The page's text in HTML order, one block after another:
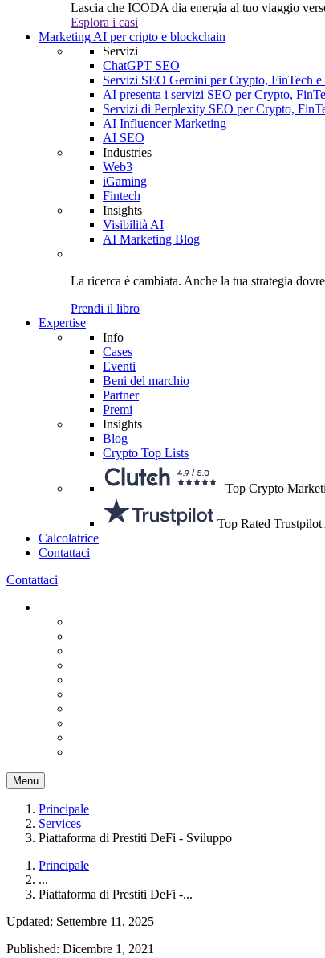
Lascia che ICODA dia energia al tuo viaggio
Esplora i casi
Marketing AI per cripto e blockchain
Servizi
ChatGPT SEO
Servizi SEO Gemini per Crypto, FinTech
AI presenta i servizi SEO per Crypto,
Servizi di Perplexity SEO per Crypto,
AI Influencer Marketing
AI SEO
Industries
Web3
iGaming
Fintech
Insights
Visibilità AI
AI Marketing Blog
La ricerca è cambiata. Anche la tua strategia
Prendi il libro
Expertise
Info
Cases
Eventi
Beni del marchio
Partner
Premi
Insights
Blog
Crypto Top Lists
Top Crypto
Top Rated
Calcolatrice
Contattaci
Contattaci
Menu
Principale
Services
Piattaforma di Prestiti DeFi - Sviluppo
Principale
...
Piattaforma di Prestiti DeFi -...
Updated: Settembre 11, 2025
Published: Dicembre 1, 2021